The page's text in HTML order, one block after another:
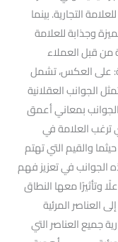
التجارية. بينما
وجذابة للعلامة
من قبل العملاء
على العكس، تشمل
الجوانب العقلانية
الجوانب بمعاني أعمق
ترغب العلامة في
والقيم التي تهتم
الجوانب في تعزيز فهم
وتأثيرًا معها النطاق
العناصر المرئية
جميع العناصر التي